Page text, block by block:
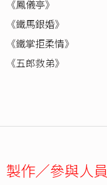
《鳳儀亭》
《鐵馬銀婚》
《鐵掌拒柔情》
《五郎救弟》
製作／參與人員